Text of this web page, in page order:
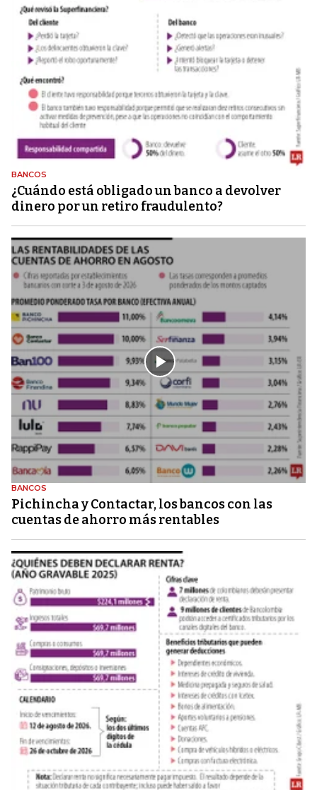
BANCOS
¿Cuándo está obligado un banco a devolver
dinero por un retiro fraudulento?
BANCOS
Pichincha y Contactar, los bancos con las
cuentas de ahorro más rentables